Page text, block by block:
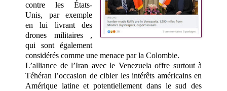
contre les États-
Unis, par exemple
en lui livrant des
drones militaires ,
qui sont également
considérés comme une menace par la Colombie.
L’alliance de l’Iran avec le Venezuela offre surtout à
Téhéran l’occasion de cibler les intérêts américains en
Amérique latine et potentiellement dans le sud des